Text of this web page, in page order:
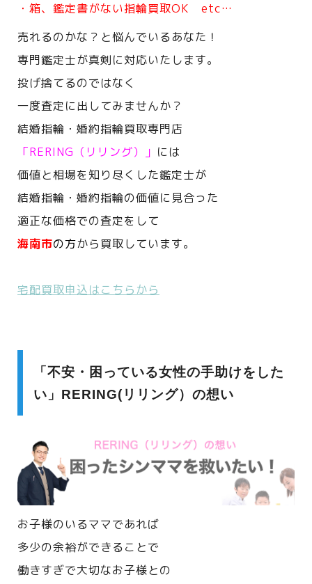
・箱、鑑定書がない指輪買取OK etc…
売れるのかな？と悩んでいるあなた！
専門鑑定士が真剣に対応いたします。
投げ捨てるのではなく
一度査定に出してみませんか？
結婚指輪・婚約指輪買取専門店
「RERING（リリング）」 には
価値と相場を知り尽くした鑑定士が
結婚指輪・婚約指輪の価値に見合った
適正な価格での査定をして
海南市の方から買取しています。
宅配買取申込はこちらから
「不安・困っている女性の手助けをした
い」RERING(リリング）の想い
お子様のいるママであれば
多少の余裕ができることで
働きすぎで大切なお子様との